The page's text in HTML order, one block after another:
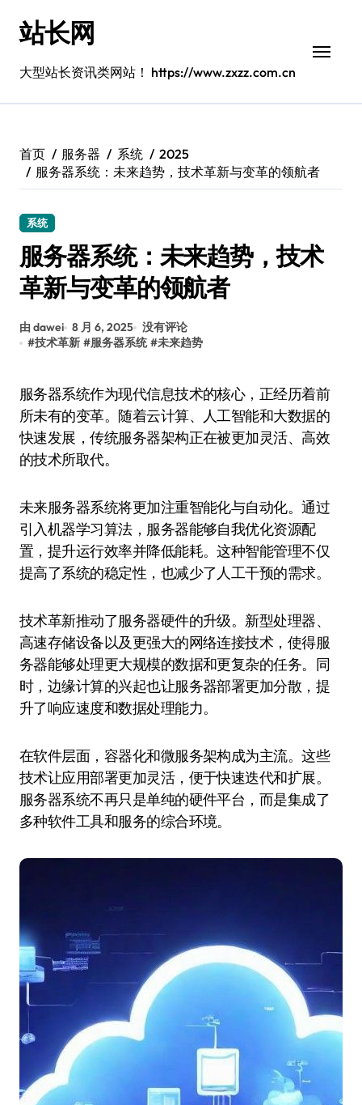
站长网
大型站长资讯类网站！ https://www.zxzz.com.cn
首页 服务器 系统
2025
服务器系统：未来趋势，技术革新与变革的领航者
系统
服务器系统：未来趋势，技术
革新与变革的领航者
由 dawei 8 月 6, 2025 没有评论
#技术革新 #服务器系统 #未来趋势
服务器系统作为现代信息技术的核心，正经历着前
所未有的变革。随着云计算、人工智能和大数据的
快速发展，传统服务器架构正在被更加灵活、高效
的技术所取代。
未来服务器系统将更加注重智能化与自动化。通过
引入机器学习算法，服务器能够自我优化资源配
置，提升运行效率并降低能耗。这种智能管理不仅
提高了系统的稳定性，也减少了人工干预的需求。
技术革新推动了服务器硬件的升级。新型处理器、
高速存储设备以及更强大的网络连接技术，使得服
务器能够处理更大规模的数据和更复杂的任务。同
时，边缘计算的兴起也让服务器部署更加分散，提
升了响应速度和数据处理能力。
在软件层面，容器化和微服务架构成为主流。这些
技术让应用部署更加灵活，便于快速迭代和扩展。
服务器系统不再只是单纯的硬件平台，而是集成了
多种软件工具和服务的综合环境。